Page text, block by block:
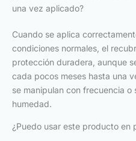
una vez aplicado?
Cuando se aplica
condiciones normales, el
protección duradera, aunque
cada pocos meses hasta una
se manipulan con frecuencia o
humedad.
¿Puedo usar este producto en